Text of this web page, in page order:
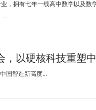
，拥有七年一线高中数学以及数
...
，以硬核科技重塑
国智造新高度...